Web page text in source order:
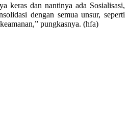
keras dan nantinya ada Sosialisasi,
dengan semua unsur, seperti
pungkasnya. (hfa)